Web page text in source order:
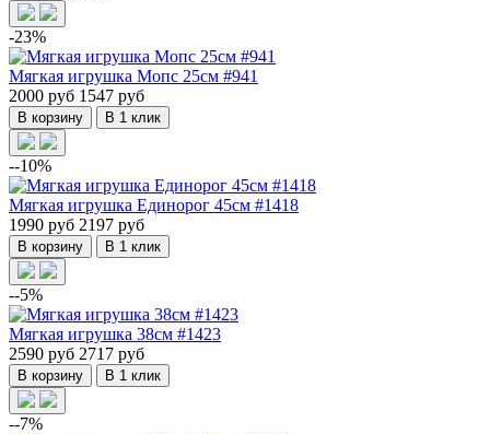
-23%
Мягкая игрушка Мопс 25см #941
2000 руб 1547 руб
В корзину В 1 клик
--10%
Мягкая игрушка Единорог 45см #1418
1990 руб 2197 руб
В корзину В 1 клик
--5%
Мягкая игрушка 38см #1423
2590 руб 2717 руб
В корзину В 1 клик
--7%